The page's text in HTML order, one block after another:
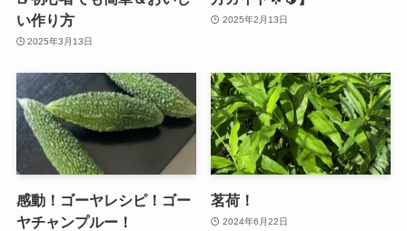
い作り方
2025年3月13日
2025年2月13日
感動！ゴーヤレシピ！ゴー
ヤチャンプルー！
茗荷！
2024年6月22日